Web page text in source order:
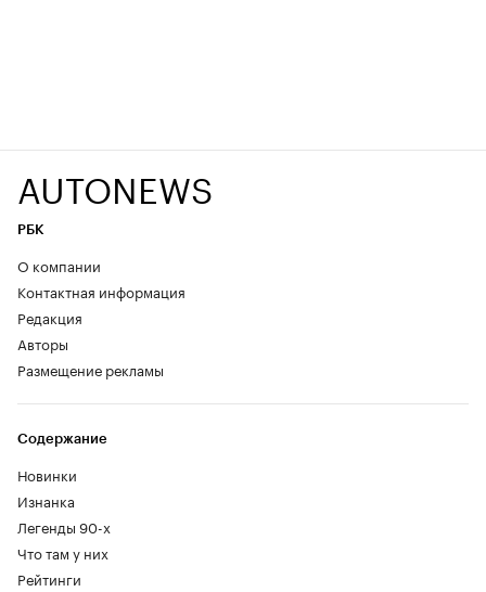
AUTONEWS
РБК
О компании
Контактная информация
Редакция
Авторы
Размещение рекламы
Содержание
Новинки
Изнанка
Легенды 90-х
Что там у них
Рейтинги